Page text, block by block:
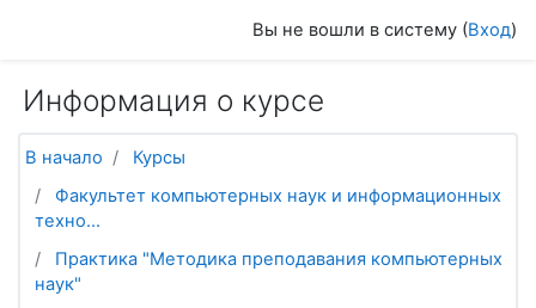
Вы не вошли в систему (Вход)
Информация о курсе
В начало
Курсы
Факультет компьютерных наук и информационных
техно...
Практика "Методика преподавания компьютерных
наук"